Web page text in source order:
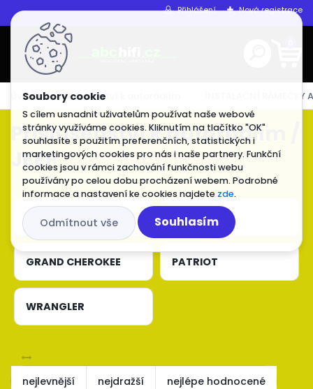
S cílem usnadnit uživatelům používat naše webové
stránky využíváme cookies. Kliknutím na tlačítko "OK"
souhlasíte s použitím preferenčních, statistických i
marketingových cookies pro nás i naše partnery. Funkční
cookies jsou v rámci zachování funkčnosti webu
používány po celou dobu procházení webem. Podrobné
informace a nastavení ke cookies najdete zde.
Odmítnout vše Souhlasím
Přihlášení Nová registrace
Úvod Příslušenství k autorádiím INSTALAČNÍ RÁMEČKY
Příslušenství k autorádiím /
JEEP
COMMANDER COMPASS
GRAND CHEROKEE PATRIOT
WRANGLER
nejlevnější nejdražší nejlépe hodnocené